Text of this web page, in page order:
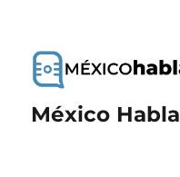
México Habla